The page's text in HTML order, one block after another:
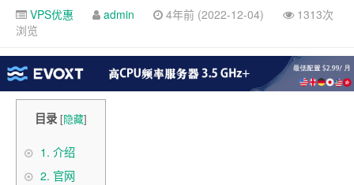
VPS优惠 admin 4年前 (2022-12-04)
1313次
浏览
目录 [隐藏]
1. 介绍
2. 官网